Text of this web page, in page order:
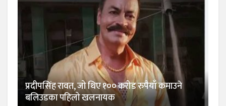
प्रदीपसिंह रावत, जो थिए १०० करोड रुपैयाँ कमाउने
बलिउडका पहिलो खलनायक